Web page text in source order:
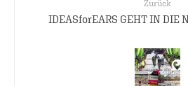
Zurück
IDEASforEARS GEHT IN DIE